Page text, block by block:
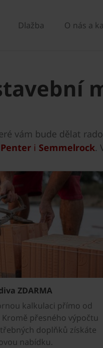
Dlažba O nás a
vám bude dělat
Penter i Semmelrock.
ZDARMA
kalkulaci přímo od
přesného výpočtu
doplňků získáte
nabídku.